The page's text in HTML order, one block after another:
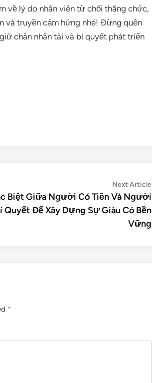
về lý do nhân viên từ chối thăng chức,
và truyền cảm hứng nhé! Đừng quên
chân nhân tài và bí quyết phát triển
Next Article
Biệt Giữa Người Có Tiền Và Người
Quyết Để Xây Dựng Sự Giàu Có Bền
Vững
*